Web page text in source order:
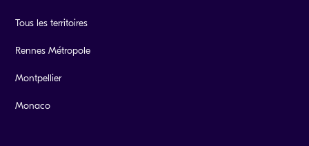
Tous les territoires
Rennes Métropole
Montpellier
Monaco